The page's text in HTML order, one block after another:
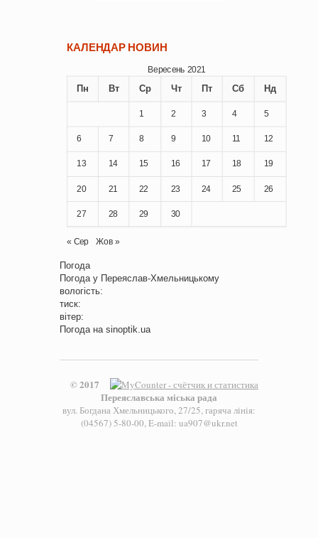
КАЛЕНДАР НОВИН
Вересень 2021
Пн Вт Ср Чт Пт Сб Нд
1 2 3 4 5
6 7 8 9 10 11 12
13 14 15 16 17 18 19
20 21 22 23 24 25 26
27 28 29 30
« Сер Жов »
Погода
Погода у Переяслав-Хмельницькому
вологість:
тиск:
вітер:
Погода на sinoptik.ua
© 2017
Переяславська міська рада
вул. Богдана Хмельницького, 27/25, гаряча лінія:
(04567) 5-80-00, E-mail: ua907@ukr.net